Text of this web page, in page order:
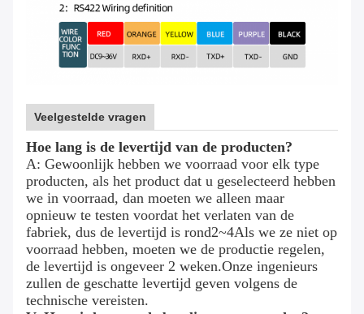
Veelgestelde vragen
Hoe lang is de levertijd van de producten?
A: Gewoonlijk hebben we voorraad voor elk type
producten, als het product dat u geselecteerd hebben
we in voorraad, dan moeten we alleen maar
opnieuw te testen voordat het verlaten van de
fabriek, dus de levertijd is rond2~4Als we ze niet op
voorraad hebben, moeten we de productie regelen,
de levertijd is ongeveer 2 weken.Onze ingenieurs
zullen de geschatte levertijd geven volgens de
technische vereisten.